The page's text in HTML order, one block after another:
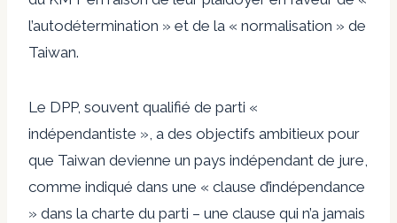
l’autodétermination » et de la « normalisation » de
Taiwan.
Le DPP, souvent qualifié de parti «
indépendantiste », a des objectifs ambitieux pour
que Taiwan devienne un pays indépendant de jure,
comme indiqué dans une « clause d’indépendance
» dans la charte du parti – une clause qui n’a jamais